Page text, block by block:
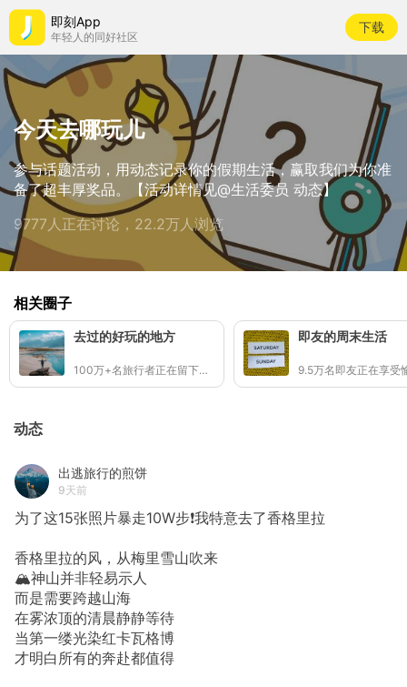
即刻App
年轻人的同好社区
下载
今天去哪玩儿
参与话题活动，用动态记录你的假期生活，赢取我们为你准
备了超丰厚奖品。【活动详情见@生活委员 动态】
9777人正在讨论，22.2万人浏览
相关圈子
去过的好玩的地方
100万+名旅行者正在留下足迹
即友的周末生活
动态
出逃旅行的煎饼
9天前
为了这15张照片暴走10W步❗我特意去了香格里拉
香格里拉的风，从梅里雪山吹来
🏔️神山并非轻易示人
而是需要跨越山海
在雾浓顶的清晨静静等待
当第一缕光染红卡瓦格博
才明白所有的奔赴都值得